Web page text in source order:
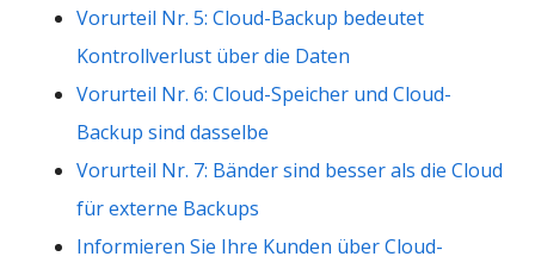
Vorurteil Nr. 5: Cloud-Backup bedeutet
Kontrollverlust über die Daten
Vorurteil Nr. 6: Cloud-Speicher und Cloud-
Backup sind dasselbe
Vorurteil Nr. 7: Bänder sind besser als die Cloud
für externe Backups
Informieren Sie Ihre Kunden über Cloud-